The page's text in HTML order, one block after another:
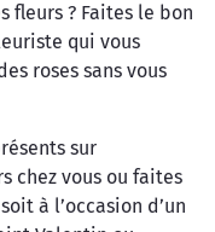
fleurs ? Faites le bon
qui vous
roses sans vous
sur
chez vous ou faites
à l’occasion d’un